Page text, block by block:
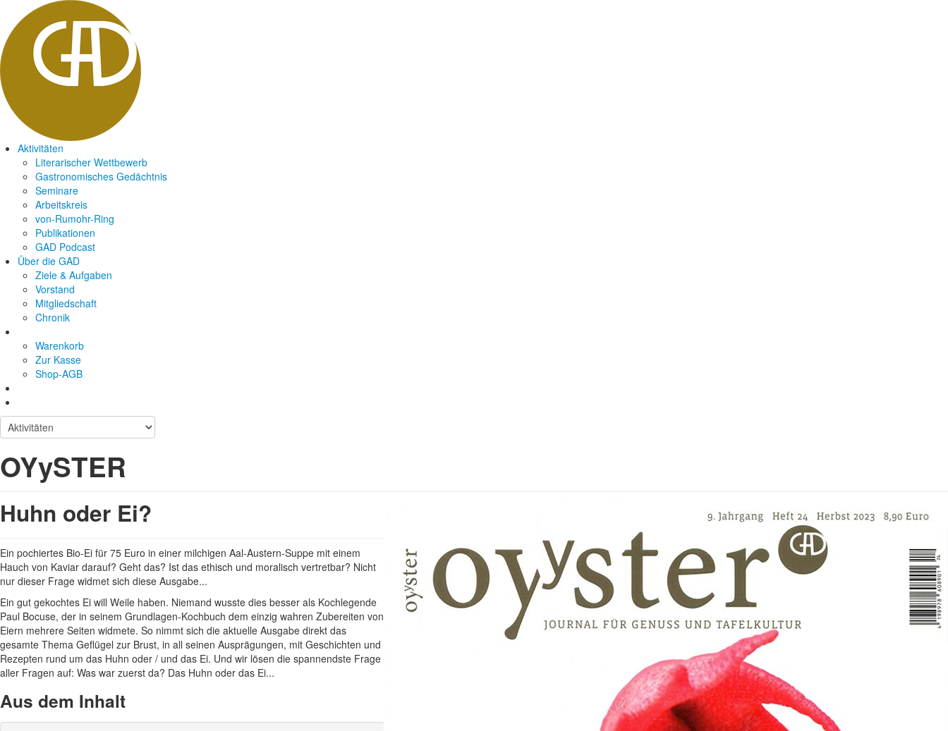
Aktivitäten
Literarischer Wettbewerb
Gastronomisches Gedächtnis
Seminare
Arbeitskreis
von-Rumohr-Ring
Publikationen
GAD Podcast
Über die GAD
Ziele & Aufgaben
Vorstand
Mitgliedschaft
Chronik
Warenkorb
Zur Kasse
Shop-AGB
OYySTER
Huhn oder Ei?
Ein pochiertes Bio-Ei für 75 Euro in einer milchigen Aal-Austern-Suppe mit einem
Hauch von Kaviar darauf? Geht das? Ist das ethisch und moralisch vertretbar? Nicht
nur dieser Frage widmet sich diese Ausgabe...
Ein gut gekochtes Ei will Weile haben. Niemand wusste dies besser als Kochlegende
Paul Bocuse, der in seinem Grundlagen-Kochbuch dem einzig wahren Zubereiten von
Eiern mehrere Seiten widmete. So nimmt sich die aktuelle Ausgabe direkt das
gesamte Thema Geflügel zur Brust, in all seinen Ausprägungen, mit Geschichten und
Rezepten rund um das Huhn oder / und das Ei. Und wir lösen die spannendste Frage
aller Fragen auf: Was war zuerst da? Das Huhn oder das Ei...
Aus dem Inhalt